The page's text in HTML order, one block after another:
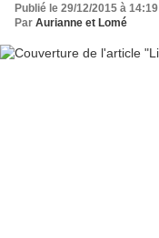
Publié le 29/12/2015 à 14:19
Par Aurianne et Lomé